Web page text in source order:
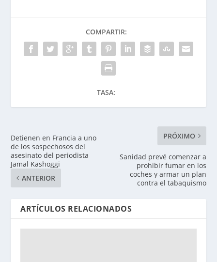
COMPARTIR:
TASA:
Detienen en Francia a uno
de los sospechosos del
asesinato del periodista
Jamal Kashoggi
ANTERIOR
PRÓXIMO
Sanidad prevé comenzar a
prohibir fumar en los
coches y armar un plan
contra el tabaquismo
ARTÍCULOS RELACIONADOS